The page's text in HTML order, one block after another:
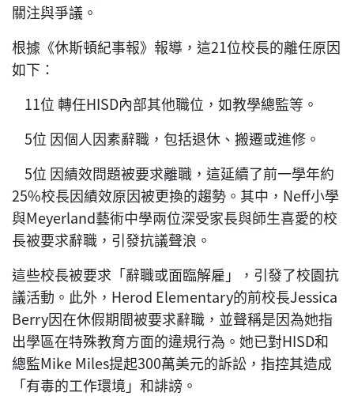
關注與爭議。
根據《休斯頓紀事報》報導，這21位校長的離任原因
如下：
11位 轉任HISD內部其他職位，如教學總監等。
5位 因個人因素辭職，包括退休、搬遷或進修。
5位 因績效問題被要求離職，這延續了前一學年約
25%校長因績效原因被更換的趨勢。其中，Neff小學
與Meyerland藝術中學兩位深受家長與師生喜愛的校
長被要求辭職，引發抗議聲浪。
這些校長被要求「辭職或面臨解雇」，引發了校園抗
議活動。此外，Herod Elementary的前校長Jessica
Berry因在休假期間被要求辭職，並聲稱是因為她指
出學區在特殊教育方面的違規行為。她已對HISD和
總監Mike Miles提起300萬美元的訴訟，指控其造成
「有毒的工作環境」和誹謗。